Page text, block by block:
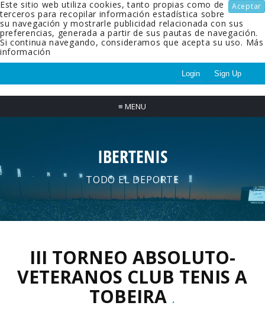
Aceptar
Este sitio web utiliza cookies, tanto propias como de
terceros para recopilar información estadística sobre
su navegación y mostrarle publicidad relacionada con sus
preferencias, generada a partir de sus pautas de navegación.
Si continua navegando, consideramos que acepta su uso. Más
información
Login Sign Up
≡ MENU
IBERTENIS
TODO EL DEPORTE
III TORNEO ABSOLUTO-
VETERANOS CLUB TENIS A
TOBEIRA .